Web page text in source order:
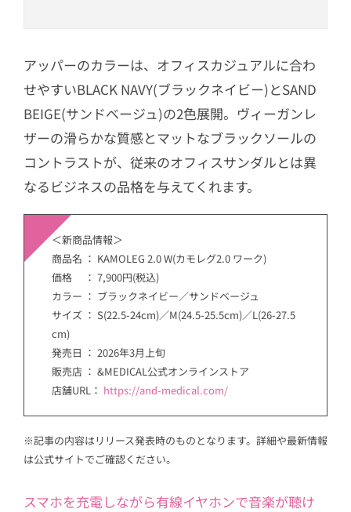
アッパーのカラーは、オフィスカジュアルに合わ
せやすいBLACK NAVY(ブラックネイビー)とSAND
BEIGE(サンドベージュ)の2色展開。ヴィーガンレ
ザーの滑らかな質感とマットなブラックソールの
コントラストが、従来のオフィスサンダルとは異
なるビジネスの品格を与えてくれます。
＜新商品情報＞
商品名 ： KAMOLEG 2.0 W(カモレグ2.0 ワーク)
価格 ： 7,900円(税込)
カラー ： ブラックネイビー／サンドベージュ
サイズ ： S(22.5-24cm)／M(24.5-25.5cm)／L(26-27.5
cm)
発売日 ： 2026年3月上旬
販売店 ： &MEDICAL公式オンラインストア
店舗URL： https://and-medical.com/
※記事の内容はリリース発表時のものとなります。詳細や最新情報
は公式サイトでご確認ください。
スマホを充電しながら有線イヤホンで音楽が聴け